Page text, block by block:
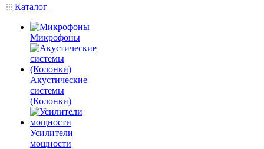
Каталог
Микрофоны
Акустические
системы
(Колонки)
Усилители
мощности